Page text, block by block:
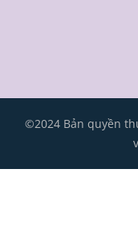
©2024 Bản quyền